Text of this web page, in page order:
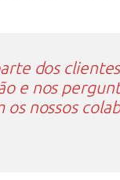
dos
e nos
nossos